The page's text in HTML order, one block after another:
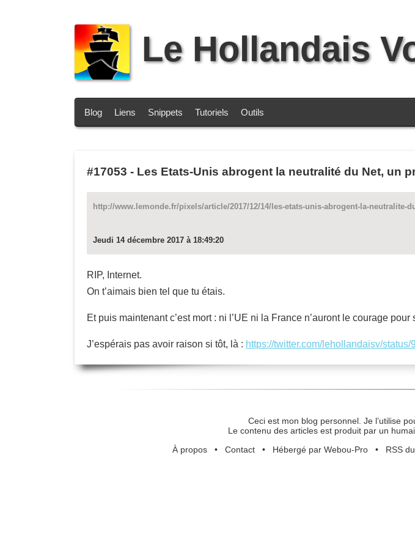
Le Hollandais
Blog Liens Snippets Tutoriels Outils
#17053 - Les Etats-Unis abrogent la neutralité du Net, un
http://www.lemonde.fr/pixels/article/2017/12/14/les-etats-unis-abrogent-la-neutralite-
Jeudi 14 décembre 2017 à 18:49:20
RIP, Internet.
On t’aimais bien tel que tu étais.
Et puis maintenant c’est mort : ni l’UE ni la France n’auront le courage
J’espérais pas avoir raison si tôt, là : https://twitter.com/lehollandaisv/
Ceci est mon blog personnel. Je l’utilise
Le contenu des articles est produit par un
À propos• Contact• Hébergé par Webou-Pro• RSS